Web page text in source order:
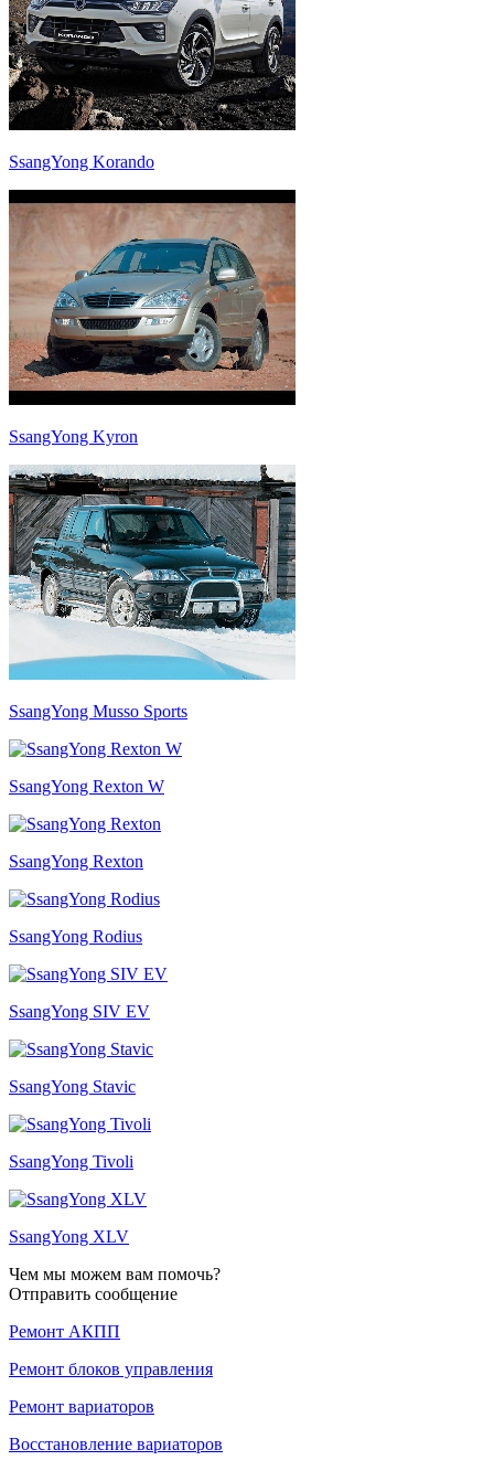
SsangYong Korando
SsangYong Kyron
SsangYong Musso Sports
SsangYong Rexton W
SsangYong Rexton
SsangYong Rodius
SsangYong SIV EV
SsangYong Stavic
SsangYong Tivoli
SsangYong XLV
Чем мы можем вам помочь?
Отправить сообщение
Ремонт АКПП
Ремонт блоков управления
Ремонт вариаторов
Восстановление вариаторов